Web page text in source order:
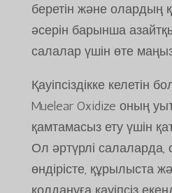
беретін және олардың
әсерін барынша
салалар үшін өте
Қауіпсіздікке келетін
Muelear Oxidize оның
қамтамасыз ету үшін
Ол әртүрлі салаларда,
өндірісте, құрылыста